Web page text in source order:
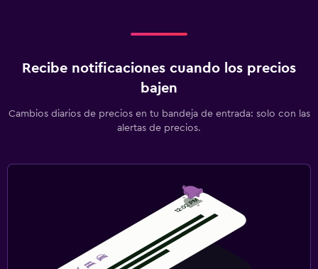
Recibe notificaciones cuando los precios
bajen
Cambios diarios de precios en tu bandeja de entrada: solo con las
alertas de precios.